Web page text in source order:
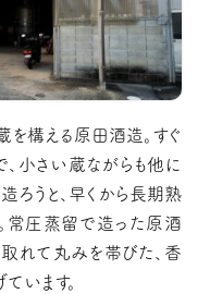
を構える原田酒造。すぐ
小さい蔵ながらも他に
ろうと、早くから長期熟
常圧蒸留で造った原酒
れて丸みを帯びた、香
います。